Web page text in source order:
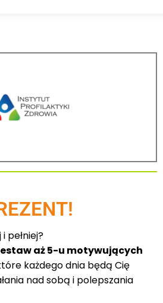
pełniej?
aż 5-u motywujących
każdego dnia będą Cię
nad sobą i polepszania